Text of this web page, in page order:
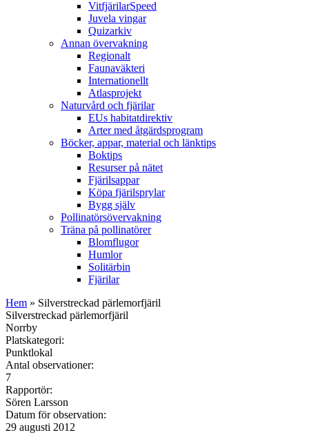
VitfjärilarSpeed
Juvela vingar
Quizarkiv
Annan övervakning
Regionalt
Faunaväkteri
Internationellt
Atlasprojekt
Naturvård och fjärilar
EUs habitatdirektiv
Arter med åtgärdsprogram
Böcker, appar, material och länktips
Boktips
Resurser på nätet
Fjärilsappar
Köpa fjärilsprylar
Bygg själv
Pollinatörsövervakning
Träna på pollinatörer
Blomflugor
Humlor
Solitärbin
Fjärilar
Hem » Silverstreckad pärlemorfjäril
Silverstreckad pärlemorfjäril
Norrby
Platskategori:
Punktlokal
Antal observationer:
7
Rapportör:
Sören Larsson
Datum för observation:
29 augusti 2012